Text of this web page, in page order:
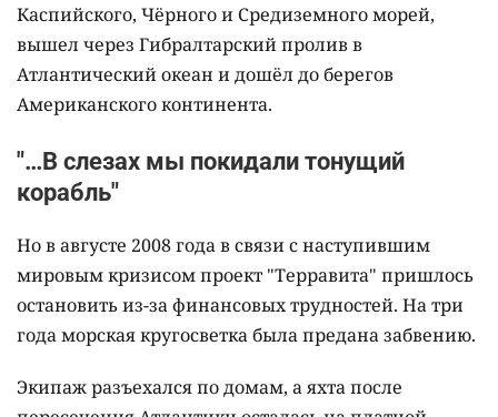
Каспийского, Чёрного и Средиземного морей,
вышел через Гибралтарский пролив в
Атлантический океан и дошёл до берегов
Американского континента.
"…В слезах мы покидали тонущий
корабль"
Но в августе 2008 года в связи с наступившим
мировым кризисом проект "Терравита" пришлось
остановить из-за финансовых трудностей. На три
года морская кругосветка была предана забвению.
Экипаж разъехался по домам, а яхта после